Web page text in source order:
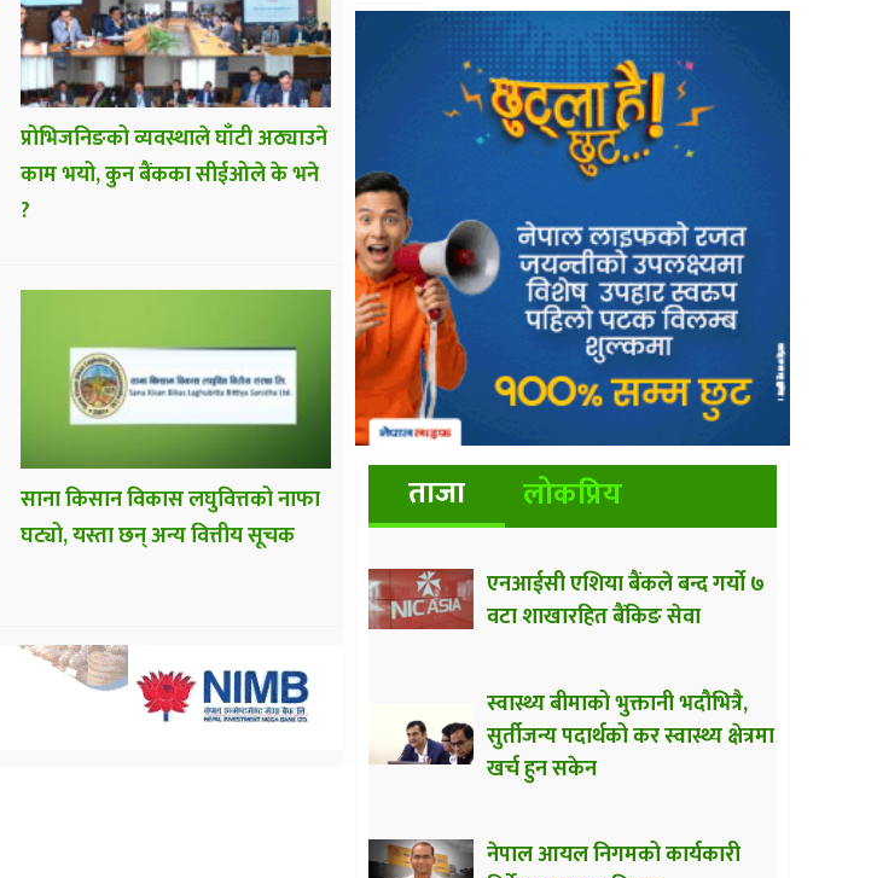
प्रोभिजनिङको व्यवस्थाले घाँटी अठ्याउने
काम भयो, कुन बैंकका सीईओले के भने
?
साना किसान विकास लघुवित्तको नाफा
घट्यो, यस्ता छन् अन्य वित्तीय सूचक
ताजा लोकप्रिय
एनआईसी एशिया बैंकले बन्द गर्यो ७
वटा शाखारहित बैंकिङ सेवा
स्वास्थ्य बीमाको भुक्तानी भदौभित्रै,
सुर्तीजन्य पदार्थको कर स्वास्थ्य क्षेत्रमा
खर्च हुन सकेन
नेपाल आयल निगमको कार्यकारी